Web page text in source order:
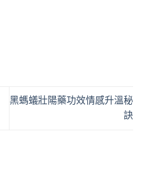
黑螞蟻壯陽藥功效情感升溫秘
訣